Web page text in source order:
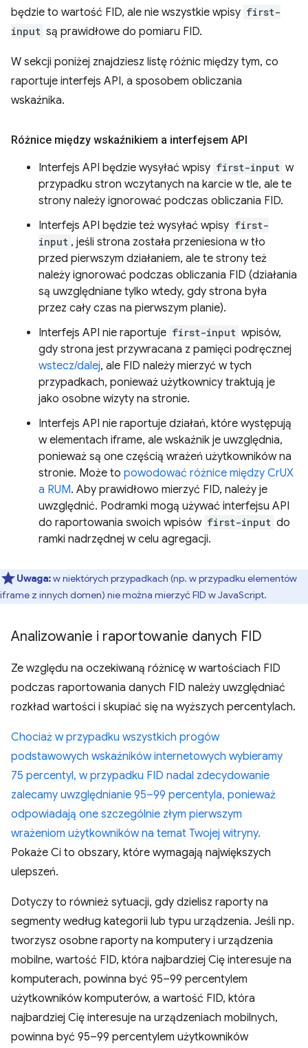
będzie to wartość FID, ale nie wszystkie wpisy first-
input są prawidłowe do pomiaru FID.
W sekcji poniżej znajdziesz listę różnic między tym, co
raportuje interfejs API, a sposobem obliczania
wskaźnika.
Różnice między wskaźnikiem a interfejsem API
Interfejs API będzie wysyłać wpisy first-input w
przypadku stron wczytanych na karcie w tle, ale te
strony należy ignorować podczas obliczania FID.
Interfejs API będzie też wysyłać wpisy first-
input , jeśli strona została przeniesiona w tło
przed pierwszym działaniem, ale te strony też
należy ignorować podczas obliczania FID (działania
są uwzględniane tylko wtedy, gdy strona była
przez cały czas na pierwszym planie).
Interfejs API nie raportuje first-input wpisów,
gdy strona jest przywracana z pamięci podręcznej
wstecz/dalej, ale FID należy mierzyć w tych
przypadkach, ponieważ użytkownicy traktują je
jako osobne wizyty na stronie.
Interfejs API nie raportuje działań, które występują
w elementach iframe, ale wskaźnik je uwzględnia,
ponieważ są one częścią wrażeń użytkowników na
stronie. Może to powodować różnice między CrUX
a RUM. Aby prawidłowo mierzyć FID, należy je
uwzględnić. Podramki mogą używać interfejsu API
do raportowania swoich wpisów first-input do
ramki nadrzędnej w celu agregacji.
Uwaga:w niektórych przypadkach (np. w przypadku elementów
iframe z innych domen) nie można mierzyć FID w JavaScript.
Analizowanie i raportowanie danych FID
Ze względu na oczekiwaną różnicę w wartościach FID
podczas raportowania danych FID należy uwzględniać
rozkład wartości i skupiać się na wyższych percentylach.
Chociaż w przypadku wszystkich progów
podstawowych wskaźników internetowych wybieramy
75 percentyl, w przypadku FID nadal zdecydowanie
zalecamy uwzględnianie 95–99 percentyla, ponieważ
odpowiadają one szczególnie złym pierwszym
wrażeniom użytkowników na temat Twojej witryny.
Pokaże Ci to obszary, które wymagają największych
ulepszeń.
Dotyczy to również sytuacji, gdy dzielisz raporty na
segmenty według kategorii lub typu urządzenia. Jeśli np.
tworzysz osobne raporty na komputery i urządzenia
mobilne, wartość FID, która najbardziej Cię interesuje na
komputerach, powinna być 95–99 percentylem
użytkowników komputerów, a wartość FID, która
najbardziej Cię interesuje na urządzeniach mobilnych,
powinna być 95–99 percentylem użytkowników